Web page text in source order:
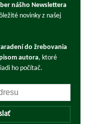
nášho Newslettera
novinky z našej
do žrebovania
autora, ktoré
ho počítač.